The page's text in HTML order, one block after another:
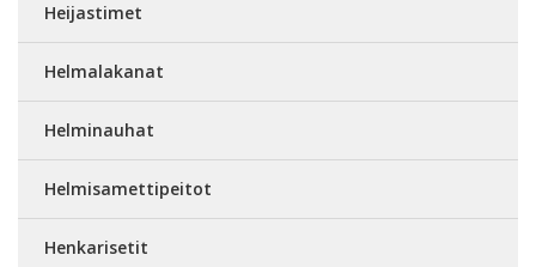
Heijastimet
Helmalakanat
Helminauhat
Helmisamettipeitot
Henkarisetit